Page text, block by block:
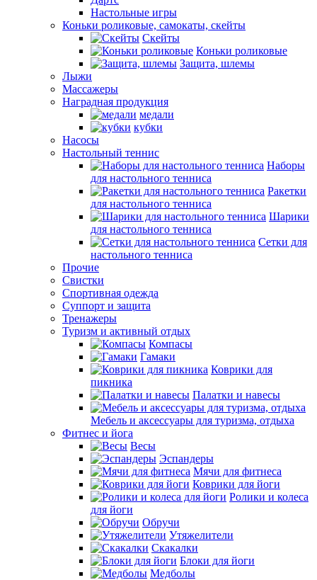
Настольные игры
Коньки роликовые, самокаты, скейты
Скейты
Коньки роликовые
Защита, шлемы
Лыжи
Массажеры
Наградная продукция
медали
кубки
Насосы
Настольный теннис
Наборы
для настольного тенниса
Ракетки
для настольного тенниса
Шарики
для настольного тенниса
Сетки для
настольного тенниса
Прочие
Свистки
Спортивная одежда
Суппорт и защита
Тренажеры
Туризм и активный отдых
Компасы
Гамаки
Коврики для
пикника
Палатки и навесы
Мебель и аксессуары для туризма, отдыха
Фитнес и йога
Весы
Эспандеры
Мячи для фитнеса
Коврики для йоги
Ролики и колеса
для йоги
Обручи
Утяжелители
Скакалки
Блоки для йоги
Медболы